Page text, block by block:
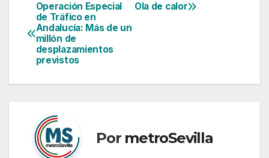
Navegación
de
entradas
Ola de calor
Operación Especial
de Tráfico en
Andalucía: Más de un
millón de
desplazamientos
previstos
Por metroSevilla